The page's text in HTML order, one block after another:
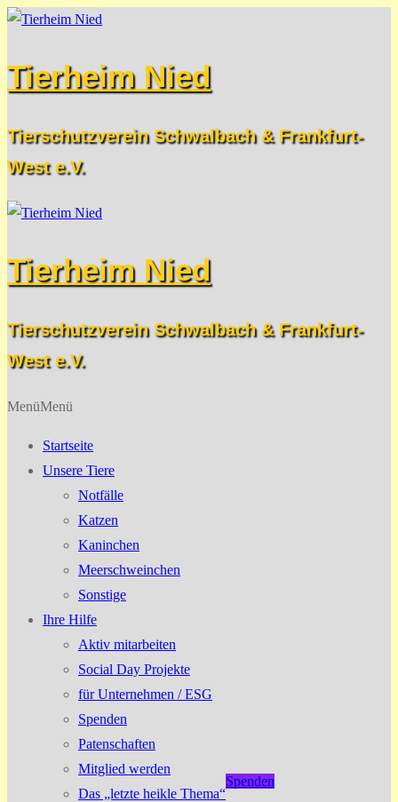
Zum
springen
Menü
Schließen
Tierheim Nied
Tierschutzverein Schwalbach & Frankfurt-
West e.V.
Tierheim Nied
Tierschutzverein Schwalbach & Frankfurt-
West e.V.
MenüMenü
Startseite
Unsere Tiere
Notfälle
Katzen
Kaninchen
Meerschweinchen
Sonstige
Ihre Hilfe
Aktiv mitarbeiten
Social Day Projekte
für Unternehmen / ESG
Spenden
Patenschaften
Mitglied werden
Das „letzte heikle Thema“
Spenden